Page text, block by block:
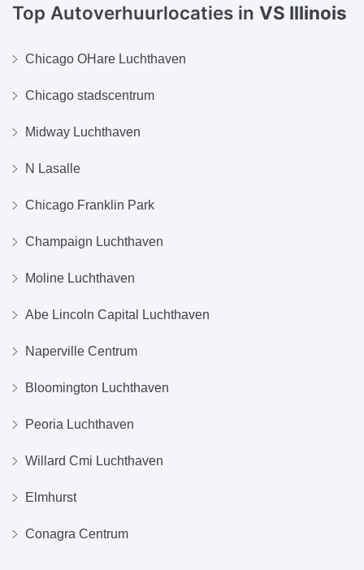
Top Autoverhuurlocaties in VS Illinois
Chicago OHare Luchthaven
Chicago stadscentrum
Midway Luchthaven
N Lasalle
Chicago Franklin Park
Champaign Luchthaven
Moline Luchthaven
Abe Lincoln Capital Luchthaven
Naperville Centrum
Bloomington Luchthaven
Peoria Luchthaven
Willard Cmi Luchthaven
Elmhurst
Conagra Centrum